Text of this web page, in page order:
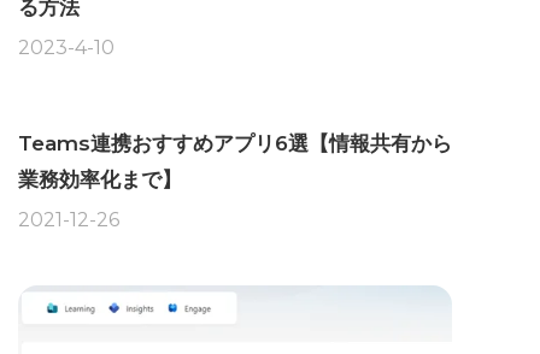
る方法
2023-4-10
Teams連携おすすめアプリ6選【情報共有から
業務効率化まで】
2021-12-26